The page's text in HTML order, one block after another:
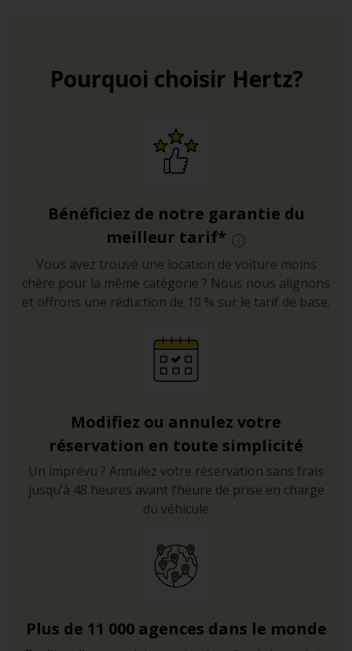
Pourquoi choisir Hertz?
Bénéficiez de notre garantie du
meilleur tarif*
Vous avez trouvé une location de voiture moins
chère pour la même catégorie ? Nous nous alignons
et offrons une réduction de 10 % sur le tarif de base.
Modifiez ou annulez votre
réservation en toute simplicité
Un imprévu ? Annulez votre réservation sans frais
jusqu’à 48 heures avant l’heure de prise en charge
du véhicule
Plus de 11 000 agences dans le monde